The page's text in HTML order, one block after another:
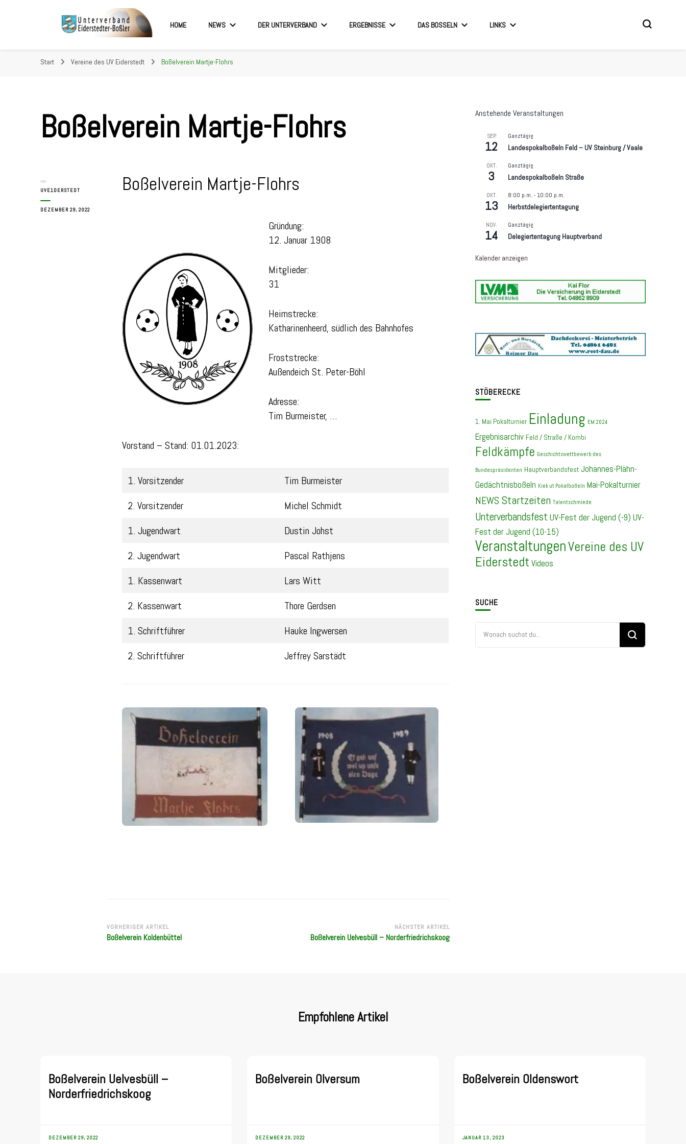
HOME NEWS DER UNTERVERBAND ERGEBNISSE DAS BOSSELN LINKS
Start Vereine des UV Eiderstedt Boßelverein Martje-Flohrs
Boßelverein Martje-Flohrs
von
UVE1DERSTEDT
DEZEMBER 29, 2022
Boßelverein Martje-Flohrs
Gründung:
12. Januar 1908
Mitglieder:
31
Heimstrecke:
Katharinenheerd, südlich des Bahnhofes
Froststrecke:
Außendeich St. Peter-Böhl
Adresse:
Tim Burmeister, …
Vorstand – Stand: 01.01.2023:
1. Vorsitzender
Tim Burmeister
2. Vorsitzender
Michel Schmidt
1. Jugendwart
Dustin Johst
2. Jugendwart
Pascal Rathjens
1. Kassenwart
Lars Witt
2. Kassenwart
Thore Gerdsen
1. Schriftführer
Hauke Ingwersen
2. Schriftführer
Jeffrey Sarstädt
Beitragsnavigation
VORHERIGER ARTIKEL
Boßelverein Koldenbüttel
NÄCHSTER ARTIKEL
Boßelverein Uelvesbüll – Norderfriedrichskoog
Anstehende Veranstaltungen
SEP.
12
Ganztägig
Landespokalboßeln Feld – UV Steinburg / Vaale
OKT.
3
Ganztägig
Landespokalboßeln Straße
OKT.
13
8:00 p.m. - 10:00 p.m.
Herbstdelegiertentagung
NOV.
14
Ganztägig
Delegiertentagung Hauptverband
Kalender anzeigen
STÖBERECKE
1. Mai Pokalturnier Einladung EM 2024
Ergebnisarchiv Feld / Straße / Kombi
Feldkämpfe Geschichtswettbewerb des
Bundespräsidenten Hauptverbandsfest Johannes-Plähn-
Gedächtnisboßeln Kiek ut Pokalboßeln Mai-Pokalturnier
NEWS Startzeiten Talentschmiede
Unterverbandsfest UV-Fest der Jugend (-9) UV-
Fest der Jugend (10-15)
VeranstaltungenVereine des UV
Eiderstedt Videos
SUCHE
Suchst
du
Empfohlene Artikel
Boßelverein Uelvesbüll –
Norderfriedrichskoog
DEZEMBER 29, 2022
Boßelverein Olversum
DEZEMBER 29, 2022
Boßelverein Oldenswort
JANUAR 13, 2023